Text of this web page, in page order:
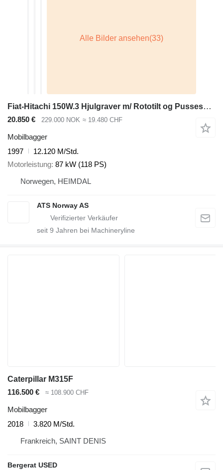
Fiat-Hitachi 150W.3 Hjulgraver m/ Rototilt og Pusseskuffe. SE VIDEO
20.850 € 229.000 NOK ≈ 19.480 CHF
Mobilbagger
1997
12.120 M/Std.
Motorleistung 87 kW (118 PS)
Norwegen, HEIMDAL
ATS Norway AS
seit 9 Jahren bei Machineryline
Caterpillar M315F
116.500 €
≈ 108.900 CHF
Mobilbagger
2018
3.820 M/Std.
Frankreich, SAINT DENIS
Bergerat USED